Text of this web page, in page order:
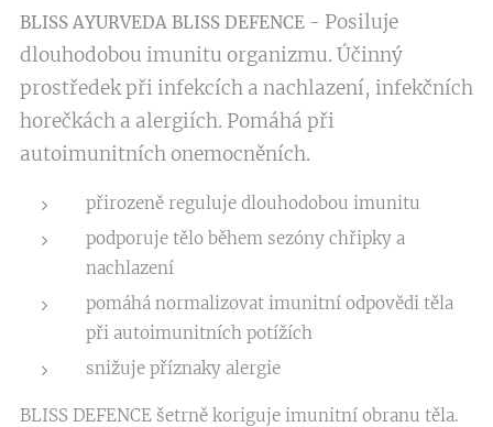
BLISS AYURVEDA BLISS DEFENCE - Posiluje
dlouhodobou imunitu organizmu. Účinný
prostředek při infekcích a nachlazení, infekčních
horečkách a alergiích. Pomáhá při
autoimunitních onemocněních.
přirozeně reguluje dlouhodobou imunitu
podporuje tělo během sezóny chřipky a
nachlazení
pomáhá normalizovat imunitní odpovědi těla
při autoimunitních potížích
snižuje příznaky alergie
BLISS DEFENCE šetrně koriguje imunitní obranu těla.